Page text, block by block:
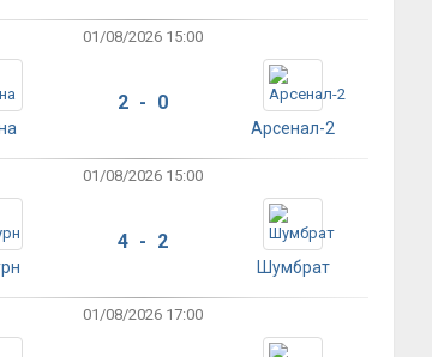
01/08/2026 15:00
2 - 0
Арсенал-2
01/08/2026 15:00
4 - 2
Шумбрат
01/08/2026 17:00